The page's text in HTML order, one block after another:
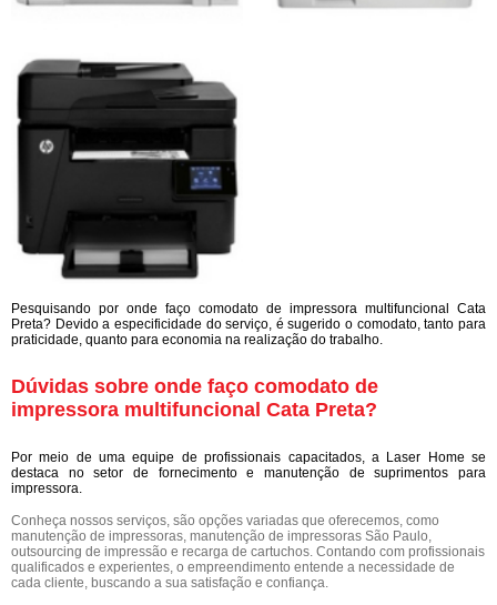
Pesquisando por onde faço comodato de impressora multifuncional Cata
Preta? Devido a especificidade do serviço, é sugerido o comodato, tanto para
praticidade, quanto para economia na realização do trabalho.
Dúvidas sobre onde faço comodato de
impressora multifuncional Cata Preta?
Por meio de uma equipe de profissionais capacitados, a Laser Home se
destaca no setor de fornecimento e manutenção de suprimentos para
impressora.
Conheça nossos serviços, são opções variadas que oferecemos, como
manutenção de impressoras, manutenção de impressoras São Paulo,
outsourcing de impressão e recarga de cartuchos. Contando com profissionais
qualificados e experientes, o empreendimento entende a necessidade de
cada cliente, buscando a sua satisfação e confiança.